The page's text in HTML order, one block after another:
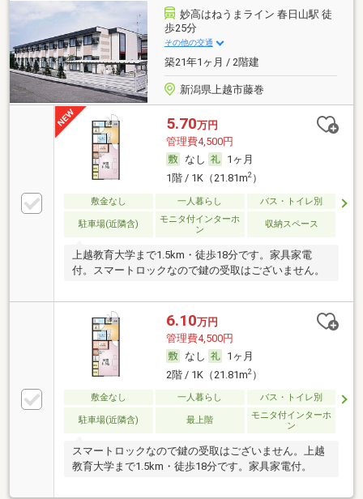
妙高はねうまライン 春日山駅 徒
歩25分
その他の交通
築21年1ヶ月 / 2階建
新潟県上越市藤巻
5.70万円
管理費4,500円
なし
1ヶ月
1階 / 1K（21.81m2）
敷金なし 一人暮らし バス・トイレ別
駐車場(近隣含)
モニタ付インターホ
ン
収納スペース
上越教育大学まで1.5km・徒歩18分です。家具家電
付。スマートロックなので鍵の受取はございません。
6.10万円
管理費4,500円
なし
1ヶ月
2階 / 1K（21.81m2）
敷金なし 一人暮らし バス・トイレ別
駐車場(近隣含) 最上階
モニタ付インターホ
ン
スマートロックなので鍵の受取はございません。上越
教育大学まで1.5km・徒歩18分です。家具家電付。